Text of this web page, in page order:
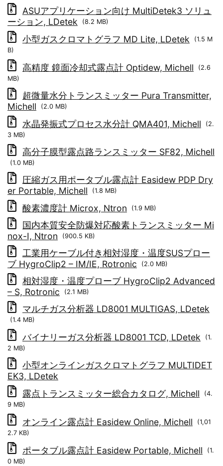
ASUアプリケーション向け MultiDetek3 ソリュ
ーション, LDetek
(8.2 MB)
小型ガスクロマトグラフ MD Lite, LDetek
(1.5 M
B)
高精度 鏡面冷却式露点計 Optidew, Michell
(2.6
MB)
超微量水分トランスミッター Pura Transmitter,
Michell
(2.0 MB)
水晶発振式プロセス水分計 QMA401, Michell
(2.
3 MB)
高分子膜型露点路ランスミッター SF82, Michell
(1.0 MB)
圧縮ガス用ポータブル露点計 Easidew PDP Dry
er Portable, Michell
(1.8 MB)
酸素濃度計 Microx, Ntron (1.9 MB)
国内本質安全防爆対応酸素トランスミッター Mi
nox-I, Ntron
(900.5 KB)
工業用ケーブル付き相対湿度・温度SUSプロー
ブ HygroClip2 – IM/IE, Rotronic
(2.0 MB)
相対湿度・温度プローブ HygroClip2 Advanced
– S, Rotronic
(2.1 MB)
マルチガス分析器 LD8001 MULTIGAS, LDetek
(1.4 MB)
バイナリーガス分析器 LD8001 TCD, LDetek
(1.
2 MB)
小型オンラインガスクロマトグラフ MULTIDET
EK3, LDetek
露点トランスミッター総合カタログ, Michell
(4.
9 MB)
オンライン露点計 Easidew Online, Michell
(1,01
2.7 KB)
ポータブル露点計 Easidew Portable, Michell
(1.
0 MB)